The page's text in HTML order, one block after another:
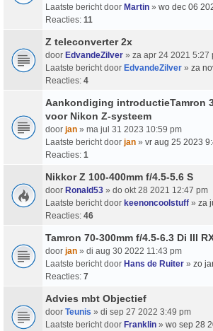
Laatste bericht door Martin » wo dec 06
Reacties: 11
Z teleconverter 2x
door EdvandeZilver » za apr 24 2021 5:27
Laatste bericht door EdvandeZilver » za
Reacties: 4
Aankondiging introductieTamron
voor Nikon Z-systeem
door jan » ma jul 31 2023 10:59 pm
Laatste bericht door jan » vr aug 25 2023
Reacties: 1
Nikkor Z 100-400mm f/4.5-5.6 S
door Ronald53 » do okt 28 2021 12:47 pm
Laatste bericht door keenoncoolstuff » za
Reacties: 46
Tamron 70-300mm f/4.5-6.3 Di III
door jan » di aug 30 2022 11:43 pm
Laatste bericht door Hans de Ruiter » zo
Reacties: 7
Advies mbt Objectief
door Teunis » di sep 27 2022 3:49 pm
Laatste bericht door Franklin » wo sep 28